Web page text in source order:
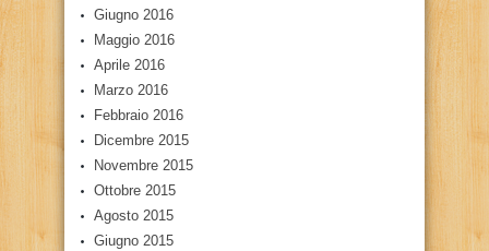
Giugno 2016
Maggio 2016
Aprile 2016
Marzo 2016
Febbraio 2016
Dicembre 2015
Novembre 2015
Ottobre 2015
Agosto 2015
Giugno 2015